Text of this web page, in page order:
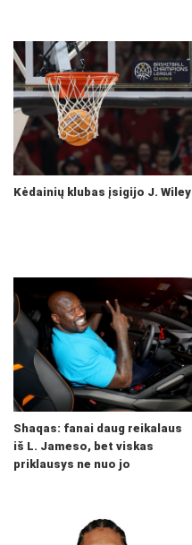
Kėdainių klubas įsigijo J. Wiley
Shaqas: fanai daug reikalaus
iš L. Jameso, bet viskas
priklausys ne nuo jo